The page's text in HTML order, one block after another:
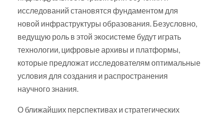
исследований становятся фундаментом для
новой инфраструктуры образования. Безусловно,
ведущую роль в этой экосистеме будут играть
технологии, цифровые архивы и платформы,
которые предложат исследователям оптимальные
условия для создания и распространения
научного знания.
О ближайших перспективах и стратегических